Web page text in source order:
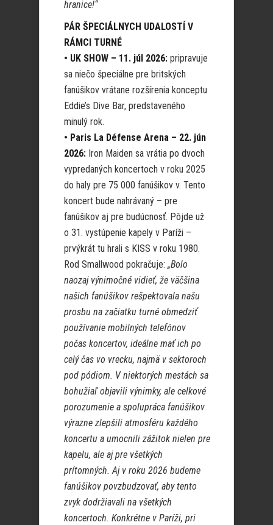
hranice!“
PÁR ŠPECIÁLNYCH UDALOSTÍ V
RÁMCI TURNÉ
• UK SHOW – 11. júl 2026: pripravuje
sa niečo špeciálne pre britských
fanúšikov vrátane rozšírenia konceptu
Eddie’s Dive Bar, predstaveného
minulý rok.
• Paris La Défense Arena – 22. jún
2026: Iron Maiden sa vrátia po dvoch
vypredaných koncertoch v roku 2025
do haly pre 75 000 fanúšikov v. Tento
koncert bude nahrávaný – pre
fanúšikov aj pre budúcnosť. Pôjde už
o 31. vystúpenie kapely v Paríži –
prvýkrát tu hrali s KISS v roku 1980.
Rod Smallwood pokračuje: „Bolo
naozaj výnimočné vidieť, že väčšina
našich fanúšikov rešpektovala našu
prosbu na začiatku turné obmedziť
používanie mobilných telefónov
počas koncertov, ideálne mať ich po
celý čas vo vrecku, najmä v sektoroch
pod pódiom. V niektorých mestách sa
bohužiaľ objavili výnimky, ale celkové
porozumenie a spolupráca fanúšikov
výrazne zlepšili atmosféru každého
koncertu a umocnili zážitok nielen pre
kapelu, ale aj pre všetkých
prítomných. Aj v roku 2026 budeme
fanúšikov povzbudzovať, aby tento
zvyk dodržiavali na všetkých
koncertoch. Konkrétne v Paríži, pri